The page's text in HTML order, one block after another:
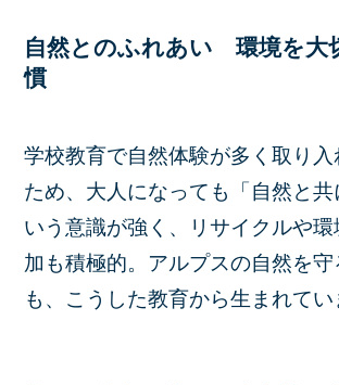
自然とのふれあい 環境を大
慣
学校教育で自然体験が多く取り入
ため、大人になっても「自然と共
いう意識が強く、リサイクルや
加も積極的。アルプスの自然を
も、こうした教育から生まれてい